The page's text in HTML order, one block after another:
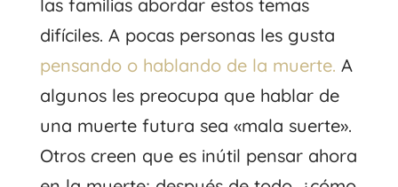
las familias abordar estos temas
difíciles. A pocas personas les gusta
pensando o hablando de la muerte. A
algunos les preocupa que hablar de
una muerte futura sea «mala suerte».
Otros creen que es inútil pensar ahora